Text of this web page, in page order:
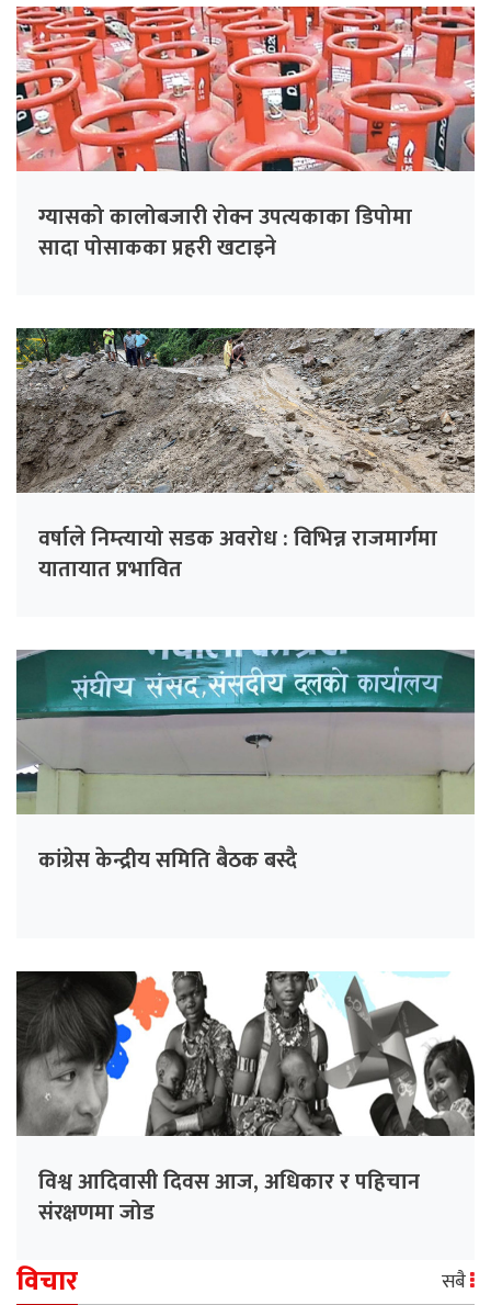
ग्यासको कालोबजारी रोक्न उपत्यकाका डिपोमा
सादा पोसाकका प्रहरी खटाइने
वर्षाले निम्त्यायो सडक अवरोध : विभिन्न राजमार्गमा
यातायात प्रभावित
कांग्रेस केन्द्रीय समिति बैठक बस्दै
विश्व आदिवासी दिवस आज, अधिकार र पहिचान
संरक्षणमा जोड
विचार सबै